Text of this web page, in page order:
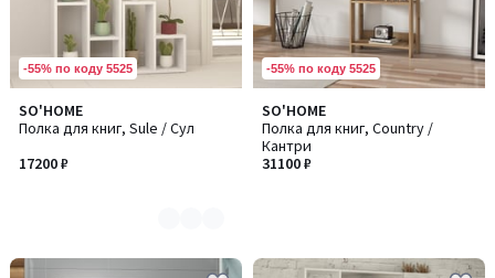
-55% по коду 5525
SO'HOME
Полка для книг, Sule / Сул
17200 ₽
Количество
цветов:
3
-55% по коду 5525
SO'HOME
Полка для книг, Country /
Кантри
31100 ₽